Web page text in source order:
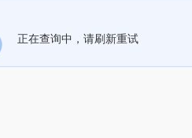
正在查询中，请刷新重试